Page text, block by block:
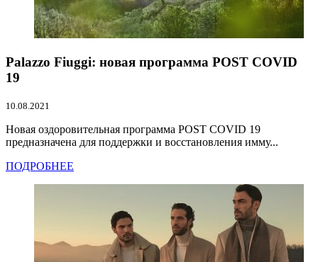
Palazzo Fiuggi: новая программа POST COVID
19
10.08.2021
Новая оздоровительная программа POST COVID 19
предназначена для поддержки и восстановления имму...
ПОДРОБНЕЕ